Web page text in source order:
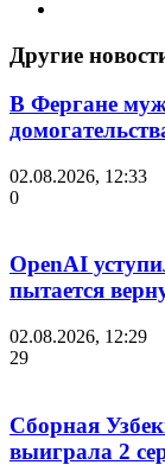
Другие
В Фергане
02.08.2026, 12:33
0
OpenAI
пытается
02.08.2026, 12:29
29
Сборная
выиграла 2